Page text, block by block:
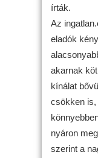
írták.
Az
eladók
akarnak
kínálat
csökken
nyáron
szerint a